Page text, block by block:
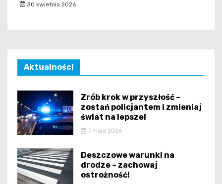
30 kwietnia 2026
Aktualności
Zrób krok w przyszłość –
zostań policjantem i zmieniaj
świat na lepsze!
7 maja 2026
Deszczowe warunki na
drodze – zachowaj
ostrożność!